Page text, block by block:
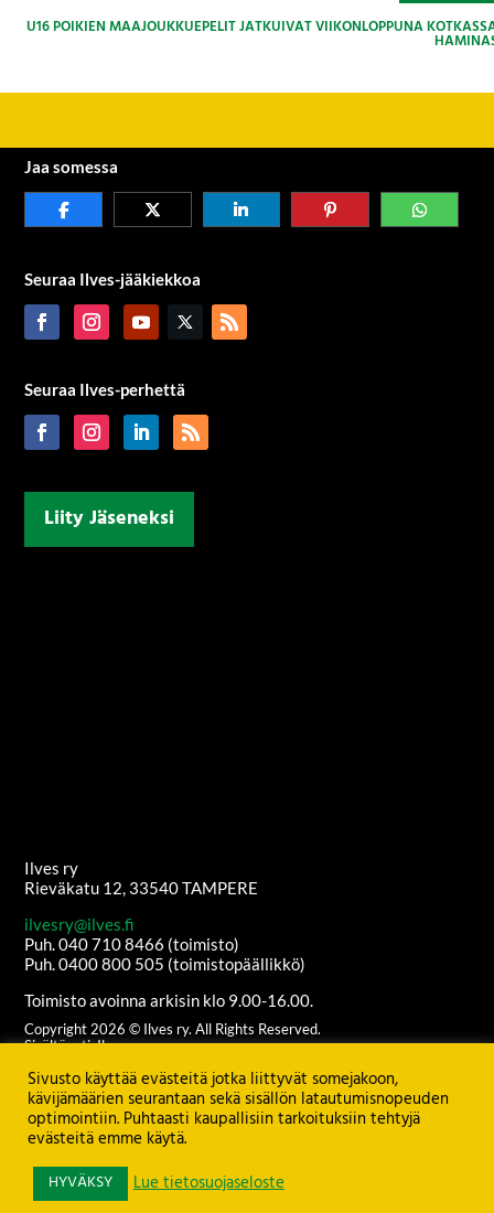
U16 POIKIEN MAAJOUKKUEPELIT JATKUIVAT VIIKONLOPPUNA
Jaa somessa
Seuraa Ilves-jääkiekkoa
Seuraa Ilves-perhettä
Liity Jäseneksi
Ilves ry
Rieväkatu 12, 33540 TAMPERE
ilvesry@ilves.fi
Puh. 040 710 8466 (toimisto)
Puh. 0400 800 505 (toimistopäällikkö)
Toimisto avoinna arkisin klo 9.00-16.00.
Copyright 2026 © Ilves ry. All Rights Reserved.
Sisältöanti: Ilves ry
Palvelimen ylläpito:Seravo Oy
KatsoTIETOSUOJASELOSTE
Sivusto käyttää evästeitä jotka liittyvät somejakoon,
kävijämäärien seurantaan sekä sisällön latautumisnopeuden
optimointiin. Puhtaasti kaupallisiin tarkoituksiin tehtyjä
evästeitä emme käytä.
HYVÄKSY
Lue tietosuojaseloste